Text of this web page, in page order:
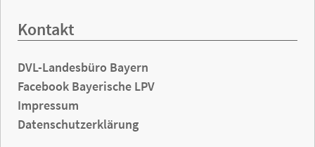
Kontakt
DVL-Landesbüro Bayern
Facebook Bayerische LPV
Impressum
Datenschutzerklärung